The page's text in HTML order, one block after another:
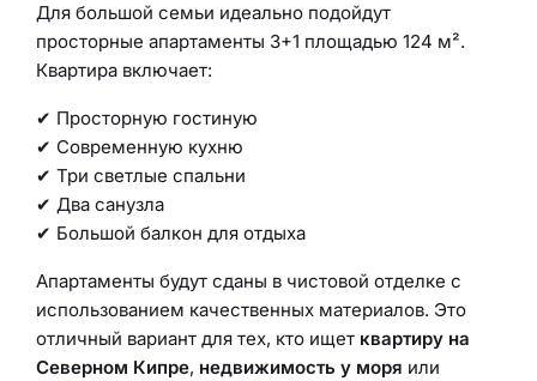
Для большой семьи идеально подойдут
просторные апартаменты 3+1 площадью 124 м².
Квартира включает:
✔ Просторную гостиную
✔ Современную кухню
✔ Три светлые спальни
✔ Два санузла
✔ Большой балкон для отдыха
Апартаменты будут сданы в чистовой отделке с
использованием качественных материалов. Это
отличный вариант для тех, кто ищет квартиру на
Северном Кипре, недвижимость у моря или